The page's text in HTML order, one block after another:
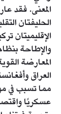
المعنى. فقد
الحليفتان
الإقليميتان
والإطاحة
المعارضة
العراق
مما تسبب في
عسكريًا